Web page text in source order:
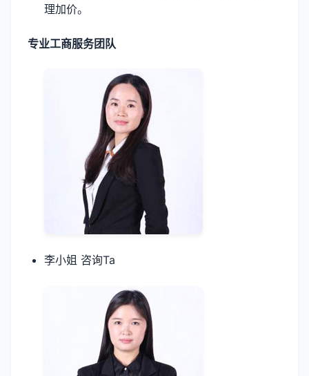
理加价。
专业工商服务团队
李小姐 咨询Ta